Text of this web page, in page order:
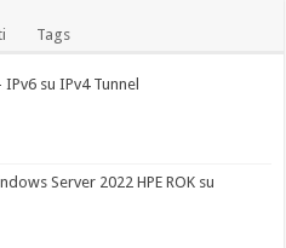
Tags
su IPv4 Tunnel
Server 2022 HPE ROK su